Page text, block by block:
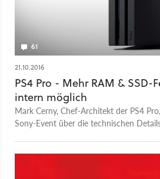
61
21.10.2016
PS4 Pro - Mehr RAM & SSD-
intern möglich
Mark Cerny, Chef-Architekt der PS4
Sony-Event über die technischen